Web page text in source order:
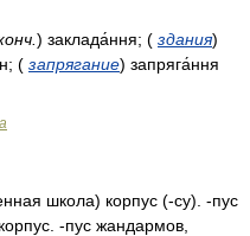
) заклада́ння; ( здания)
( запрягание) запряга́ння
школа) корпус (-су). -пус
-пус жандармов,